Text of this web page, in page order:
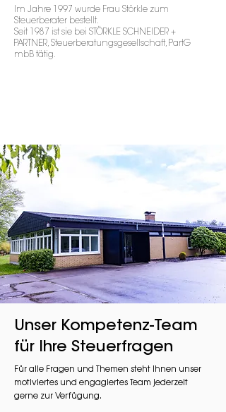
Im Jahre 1997 wurde Frau Störkle zum
Steuerberater bestellt.
Seit 1987 ist sie bei STÖRKLE SCHNEIDER +
PARTNER, Steuerberatungsgesellschaft, PartG
mbB tätig.
Unser Kompetenz-Team
für Ihre Steuerfragen
Für alle Fragen und Themen steht Ihnen unser
motiviertes und engagiertes Team jederzeit
gerne zur Verfügung.